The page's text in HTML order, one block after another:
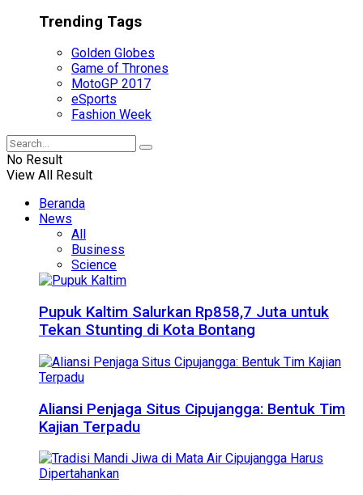
Trending Tags
Golden Globes
Game of Thrones
MotoGP 2017
eSports
Fashion Week
No Result
View All Result
Beranda
News
All
Business
Science
Pupuk Kaltim Salurkan Rp858,7 Juta untuk
Tekan Stunting di Kota Bontang
Aliansi Penjaga Situs Cipujangga: Bentuk Tim
Kajian Terpadu